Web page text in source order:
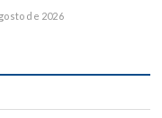
de 2026